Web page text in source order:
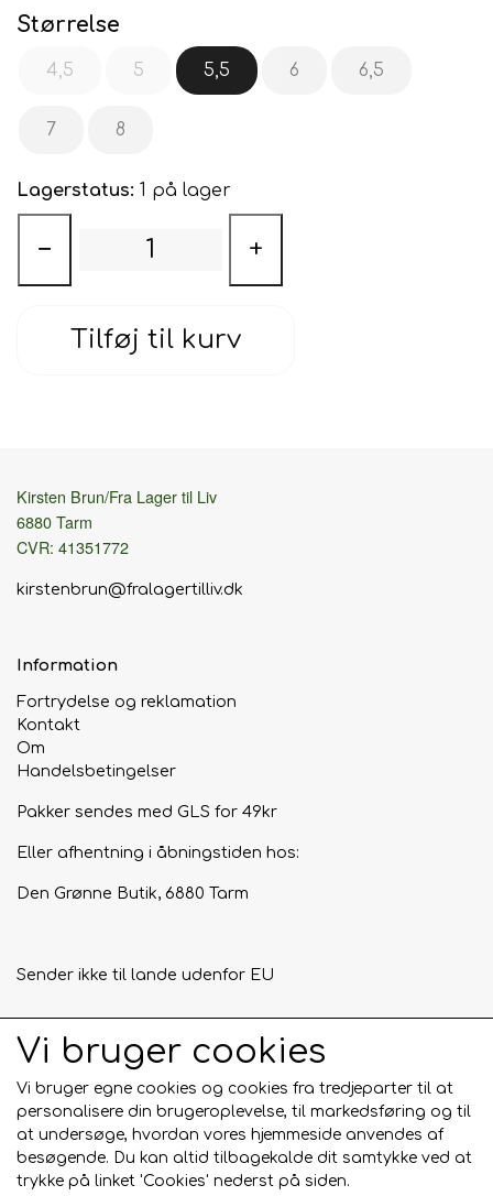
Størrelse
4,5 5 5,5 6 6,5
7 8
Lagerstatus: 1 på lager
− +
Tilføj til kurv
Kirsten Brun/Fra Lager til Liv
6880 Tarm
CVR: 41351772
kirstenbrun@fralagertilliv.dk
Information
Fortrydelse og reklamation
Kontakt
Om
Handelsbetingelser
Pakker sendes med GLS for 49kr
Eller afhentning i åbningstiden hos:
Den Grønne Butik, 6880 Tarm
Sender ikke til lande udenfor EU
Tilmeld mig nyhedsbrevet
Tilmeld
Vi bruger cookies
Vi bruger egne cookies og cookies fra tredjeparter til at
personalisere din brugeroplevelse, til markedsføring og til
at undersøge, hvordan vores hjemmeside anvendes af
besøgende. Du kan altid tilbagekalde dit samtykke ved at
trykke på linket 'Cookies' nederst på siden.